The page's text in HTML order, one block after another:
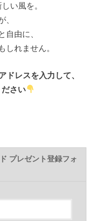
い風を。
、
自由に、
しれません。
ドレスを入力して、
さい
プレゼント登録フォ